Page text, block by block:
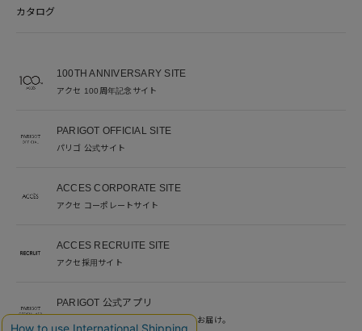
カタログ
100TH ANNIVERSARY SITE
アクセ 100周年記念サイト
PARIGOT OFFICIAL SITE
パリゴ 公式サイト
ACCES CORPORATE SITE
アクセ コーポレートサイト
ACCES RECRUITE SITE
アクセ採用サイト
PARIGOT 公式アプリ
新着情報を、プッシュ通知でいち早くお届け。